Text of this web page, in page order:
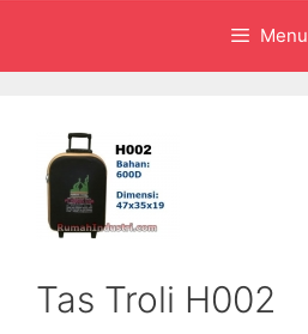
Menu
Tas Troli H002